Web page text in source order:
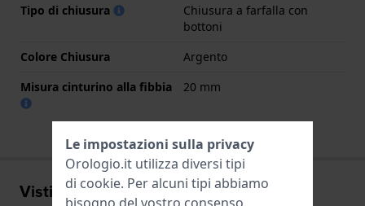
Tipo di chiusura
Chiusura a farfalla con
bottoni
Colore Chiusura
Argento
Misura cinturino alla fibbia
20 mm
Visti di recente
Le impostazioni sulla privacy
Orologio.it utilizza diversi tipi
di cookie. Per alcuni tipi abbiamo
bisogno del vostro consenso.